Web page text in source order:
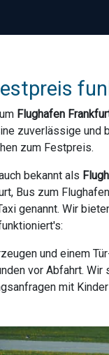
Flughafen
zuverlässige und
zum Festpreis.
bekannt als
Bus zum
genannt. Wir
und einem
vor Abfahrt.
mit